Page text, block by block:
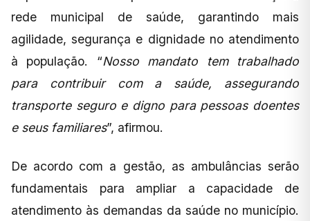
rede municipal de saúde, garantindo mais
agilidade, segurança e dignidade no atendimento
à população. “Nosso mandato tem trabalhado
para contribuir com a saúde, assegurando
transporte seguro e digno para pessoas doentes
e seus familiares”, afirmou.
De acordo com a gestão, as ambulâncias serão
fundamentais para ampliar a capacidade de
atendimento às demandas da saúde no município.